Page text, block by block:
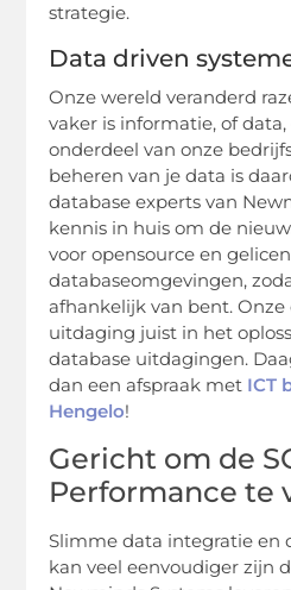
strategie.
Data driven
Onze wereld veranderd
vaker is informatie, of
onderdeel van onze
beheren van je data is
database experts van
kennis in huis om de
voor opensource en
databaseomgevingen,
afhankelijk van bent.
uitdaging juist in het
database uitdagingen.
dan een afspraak met ICT
Hengelo!
Gericht om de
Performance te
Slimme data integratie en
kan veel eenvoudiger zijn